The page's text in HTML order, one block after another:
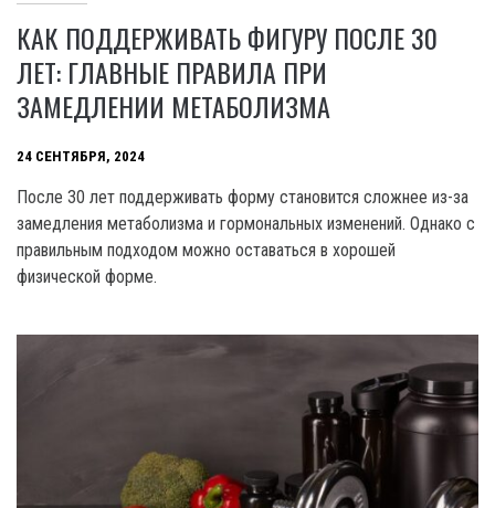
КАК ПОДДЕРЖИВАТЬ ФИГУРУ ПОСЛЕ 30
ЛЕТ: ГЛАВНЫЕ ПРАВИЛА ПРИ
ЗАМЕДЛЕНИИ МЕТАБОЛИЗМА
24 СЕНТЯБРЯ, 2024
После 30 лет поддерживать форму становится сложнее из-за
замедления метаболизма и гормональных изменений. Однако с
правильным подходом можно оставаться в хорошей
физической форме.